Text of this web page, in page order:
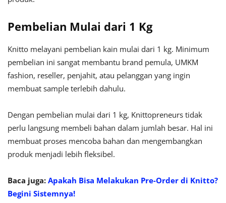
Pembelian Mulai dari 1 Kg
Knitto melayani pembelian kain mulai dari 1 kg. Minimum
pembelian ini sangat membantu brand pemula, UMKM
fashion, reseller, penjahit, atau pelanggan yang ingin
membuat sample terlebih dahulu.
Dengan pembelian mulai dari 1 kg, Knittopreneurs tidak
perlu langsung membeli bahan dalam jumlah besar. Hal ini
membuat proses mencoba bahan dan mengembangkan
produk menjadi lebih fleksibel.
Baca juga: Apakah Bisa Melakukan Pre-Order di Knitto?
Begini Sistemnya!